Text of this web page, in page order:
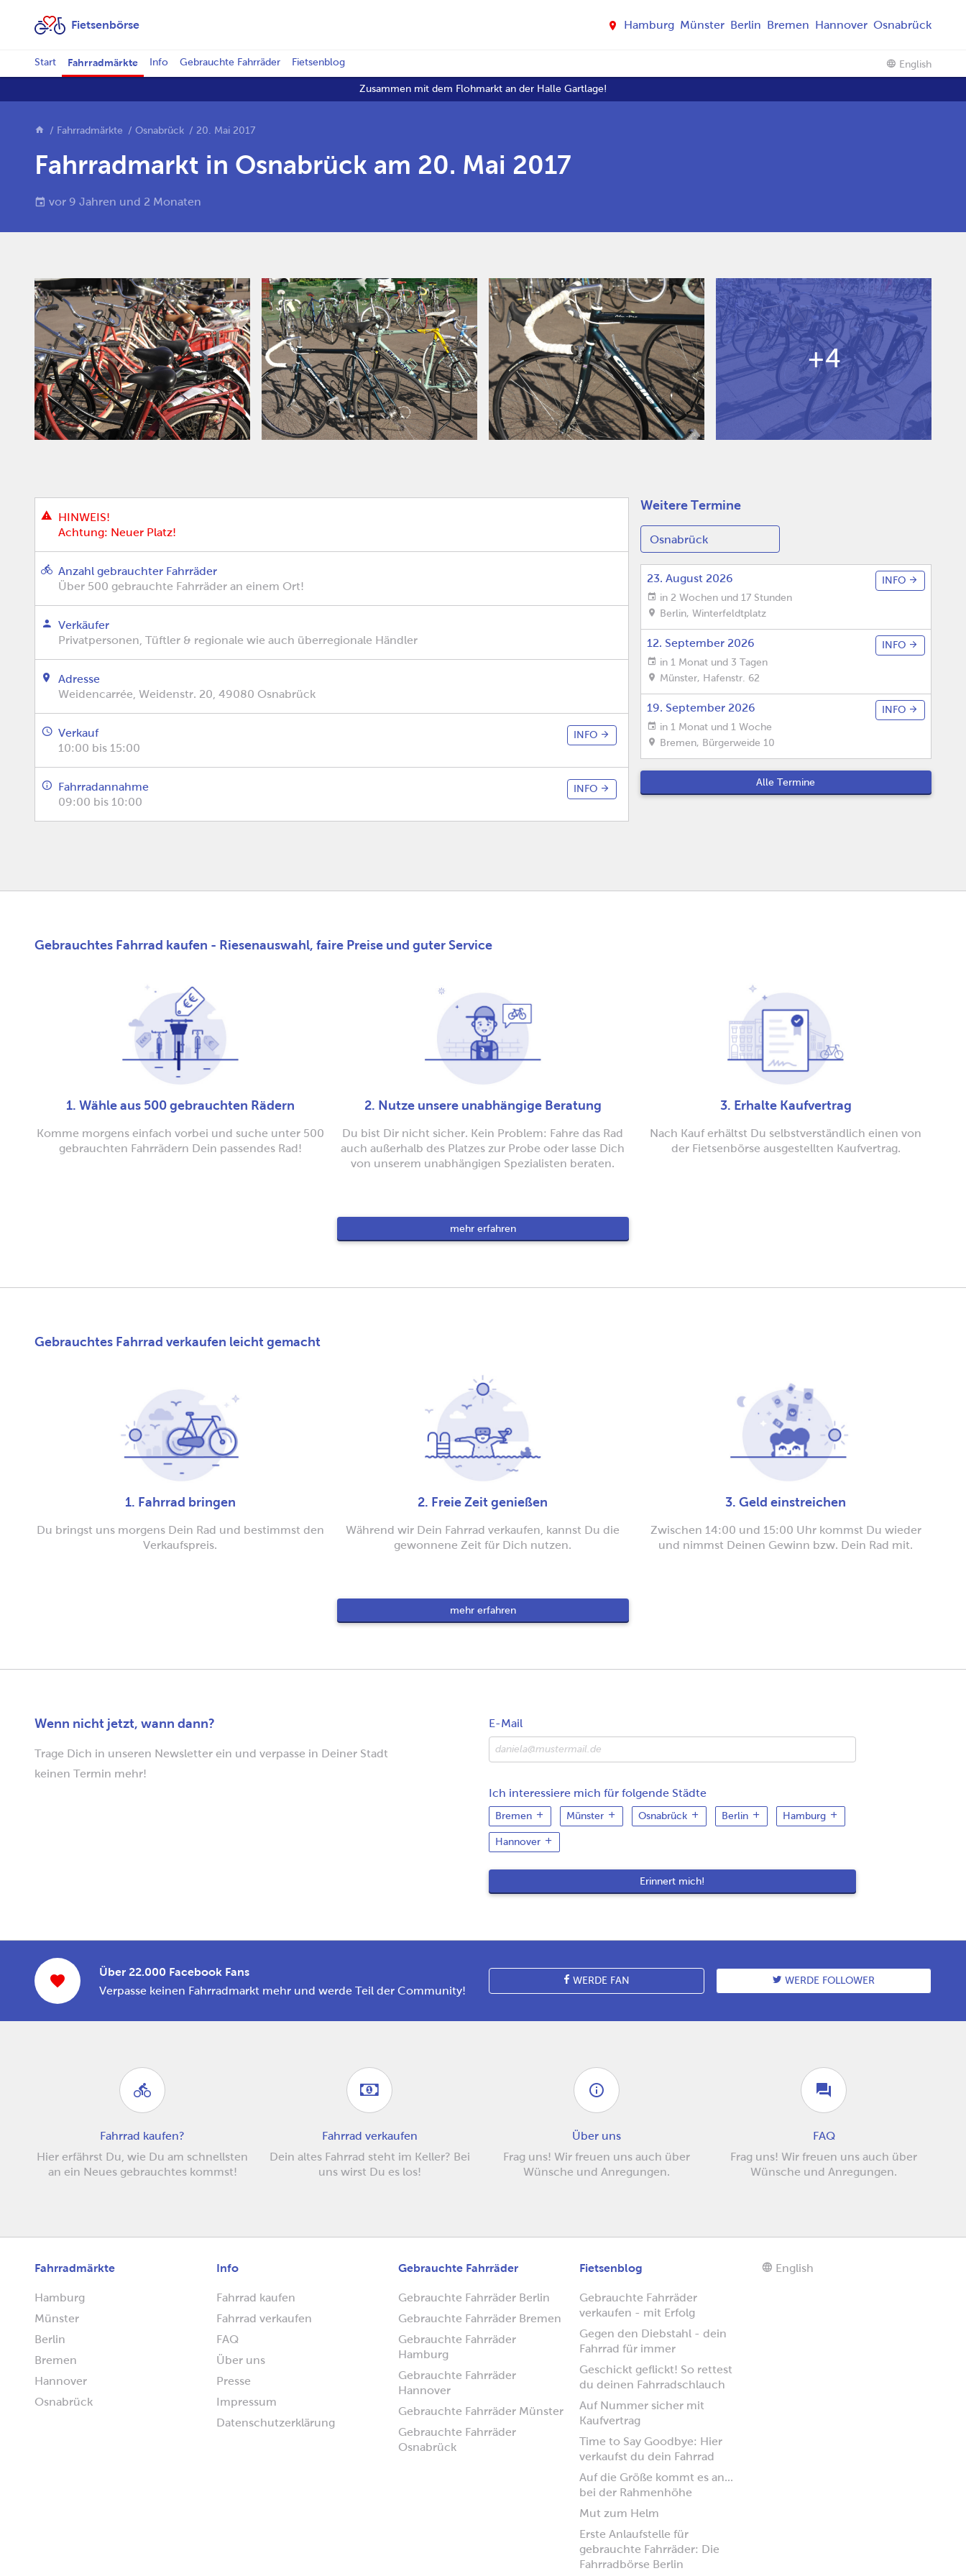
Fietsenbörse Hamburg Münster Berlin Bremen Hannover Osnabrück
Start Fahrradmärkte Info Gebrauchte Fahrräder Fietsenblog English
Zusammen mit dem Flohmarkt an der Halle Gartlage!
Fahrradmärkte Osnabrück 20. Mai 2017
Fahrradmarkt in Osnabrück am 20. Mai 2017
vor 9 Jahren und 2 Monaten
+4
HINWEIS!
Achtung: Neuer Platz!
Anzahl gebrauchter Fahrräder
Über 500 gebrauchte Fahrräder an einem Ort!
Verkäufer
Privatpersonen, Tüftler & regionale wie auch überregionale Händler
Adresse
Weidencarrée, Weidenstr. 20, 49080 Osnabrück
Verkauf
10:00 bis 15:00
INFO
Fahrradannahme
09:00 bis 10:00
INFO
Weitere Termine
23. August 2026
in 2 Wochen und 17 Stunden
Berlin, Winterfeldtplatz
INFO
12. September 2026
in 1 Monat und 3 Tagen
Münster, Hafenstr. 62
INFO
19. September 2026
in 1 Monat und 1 Woche
Bremen, Bürgerweide 10
INFO
Alle Termine
Gebrauchtes Fahrrad kaufen - Riesenauswahl, faire Preise und guter Service
1. Wähle aus 500 gebrauchten Rädern
Komme morgens einfach vorbei und suche unter 500
gebrauchten Fahrrädern Dein passendes Rad!
2. Nutze unsere unabhängige Beratung
Du bist Dir nicht sicher. Kein Problem: Fahre das Rad
auch außerhalb des Platzes zur Probe oder lasse Dich
von unserem unabhängigen Spezialisten beraten.
3. Erhalte Kaufvertrag
Nach Kauf erhältst Du selbstverständlich einen von
der Fietsenbörse ausgestellten Kaufvertrag.
mehr erfahren
Gebrauchtes Fahrrad verkaufen leicht gemacht
1. Fahrrad bringen
Du bringst uns morgens Dein Rad und bestimmst den
Verkaufspreis.
2. Freie Zeit genießen
Während wir Dein Fahrrad verkaufen, kannst Du die
gewonnene Zeit für Dich nutzen.
3. Geld einstreichen
Zwischen 14:00 und 15:00 Uhr kommst Du wieder
und nimmst Deinen Gewinn bzw. Dein Rad mit.
mehr erfahren
Wenn nicht jetzt, wann dann?
Trage Dich in unseren Newsletter ein und verpasse in Deiner Stadt
keinen Termin mehr!
E-Mail
Ich interessiere mich für folgende Städte
Bremen Münster Osnabrück Berlin Hamburg
Hannover
Über 22.000 Facebook Fans
Verpasse keinen Fahrradmarkt mehr und werde Teil der Community!
WERDE FAN WERDE FOLLOWER
Fahrrad kaufen?
Hier erfährst Du, wie Du am schnellsten
an ein Neues gebrauchtes kommst!
Fahrrad verkaufen
Dein altes Fahrrad steht im Keller? Bei
uns wirst Du es los!
Über uns
Frag uns! Wir freuen uns auch über
Wünsche und Anregungen.
FAQ
Frag uns! Wir freuen uns auch über
Wünsche und Anregungen.
Fahrradmärkte
Hamburg
Münster
Berlin
Bremen
Hannover
Osnabrück
Info
Fahrrad kaufen
Fahrrad verkaufen
FAQ
Über uns
Presse
Impressum
Datenschutzerklärung
Gebrauchte Fahrräder
Gebrauchte Fahrräder Berlin
Gebrauchte Fahrräder Bremen
Gebrauchte Fahrräder
Hamburg
Gebrauchte Fahrräder
Hannover
Gebrauchte Fahrräder Münster
Gebrauchte Fahrräder
Osnabrück
Fietsenblog
Gebrauchte Fahrräder
verkaufen - mit Erfolg
Gegen den Diebstahl - dein
Fahrrad für immer
Geschickt geflickt! So rettest
du deinen Fahrradschlauch
Auf Nummer sicher mit
Kaufvertrag
Time to Say Goodbye: Hier
verkaufst du dein Fahrrad
Auf die Größe kommt es an...
bei der Rahmenhöhe
Mut zum Helm
Erste Anlaufstelle für
gebrauchte Fahrräder: Die
Fahrradbörse Berlin
English